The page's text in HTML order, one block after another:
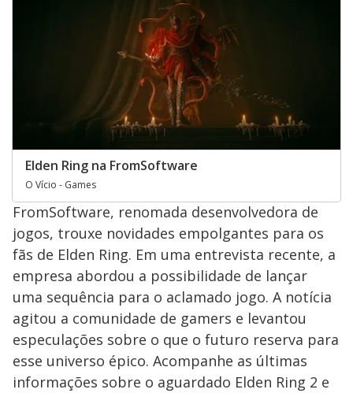
Elden Ring na FromSoftware
O Vício - Games
FromSoftware, renomada desenvolvedora de
jogos, trouxe novidades empolgantes para os
fãs de Elden Ring. Em uma entrevista recente, a
empresa abordou a possibilidade de lançar
uma sequência para o aclamado jogo. A notícia
agitou a comunidade de gamers e levantou
especulações sobre o que o futuro reserva para
esse universo épico. Acompanhe as últimas
informações sobre o aguardado Elden Ring 2 e